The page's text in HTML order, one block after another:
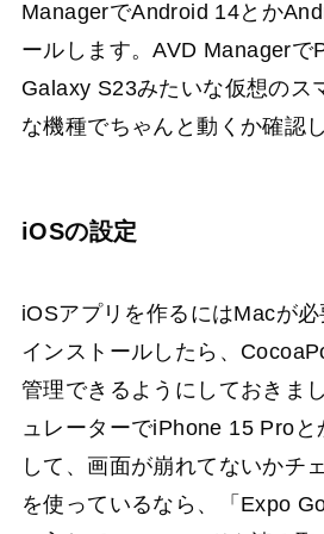
ManagerでAndroid 14とか
ールします。AVD Managerで
Galaxy S23みたいな仮想のス
な機種でちゃんと動くか確認
iOSの設定
iOSアプリを作るにはMacが
インストールしたら、
管理できるようにしておきま
ュレーターでiPhone 15 Pro
して、画面が崩れてないかチ
を使っているなら、「Expo